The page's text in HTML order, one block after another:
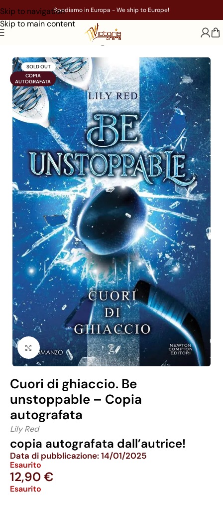
Skip to navigation
Skip to main content
Spediamo in Europa - We ship to Europe!
Young Adult
SOLD OUT
COPIA
AUTOGRAFATA
Click to enlarge
Cuori di ghiaccio. Be
unstoppable – Copia
autografata
Lily Red
copia autografata dall’autrice!
Data di pubblicazione: 14/01/2025
Esaurito
12,90€
Esaurito